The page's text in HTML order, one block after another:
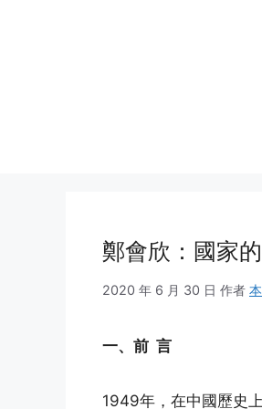
鄭會欣：國家
2020 年 6 月 30 日 作者
一、前 言
1949年，在中國歷史